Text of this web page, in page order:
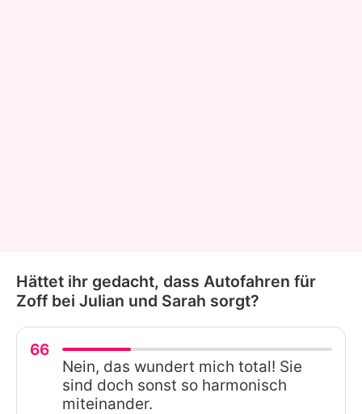
Hättet ihr gedacht, dass Autofahren für
Zoff bei Julian und Sarah sorgt?
66
Nein, das wundert mich total! Sie
sind doch sonst so harmonisch
miteinander.